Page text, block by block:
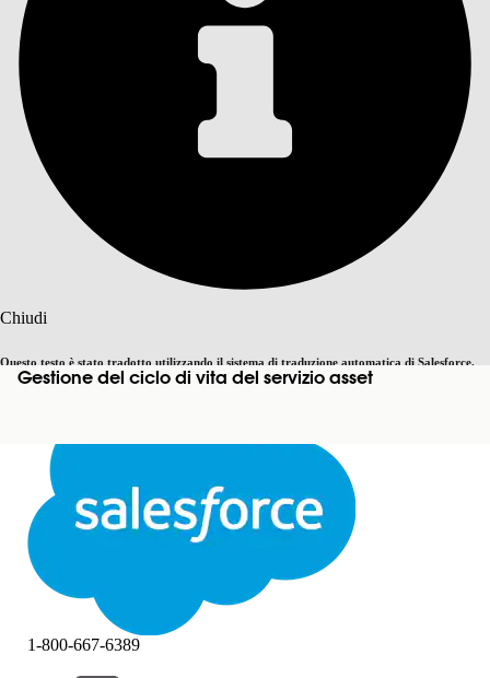
Chiudi
Questo testo è stato tradotto utilizzando il sistema di traduzione automatica di Salesforce.
Ulteriori dettagli sono disponibiliqui . Passa all'inglese Non ora
Chiudi Chiudi
Gestione del ciclo di vita del servizio asset
SOMMARIO
1-800-667-6389